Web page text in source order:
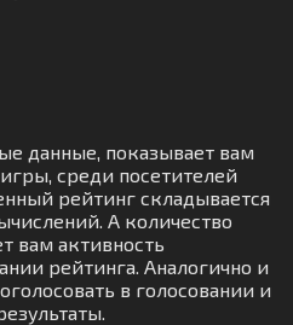
данные, показывает вам
среди посетителей
рейтинг складывается
А количество
вам активность
рейтинга. Аналогично и
в голосовании и